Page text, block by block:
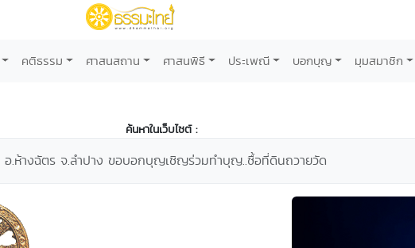
คติธรรม ศาสนสถาน ศาสนพิธี ประเพณี บอกบุญ มุมสมาชิก
ค้นหาในเว็บไซต์ :
.ห้างฉัตร จ.ลำปาง ขอบอกบุญเชิญร่วมทำบุญ..ซื้อที่ดินถวายวัด